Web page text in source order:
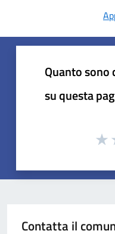
Quanto
su questa
Contatta il